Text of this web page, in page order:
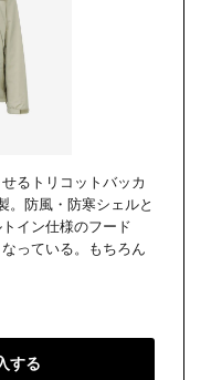
るトリコットバッカ
。防風・防寒シェルと
イン仕様のフード
っている。もちろん
する